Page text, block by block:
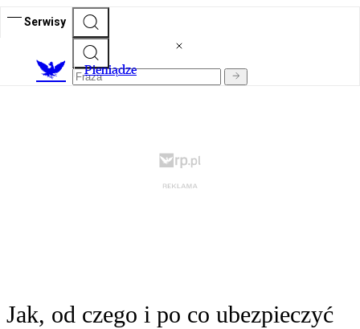
Serwisy
Pieniądze
Jak, od czego i po co ubezpieczyć